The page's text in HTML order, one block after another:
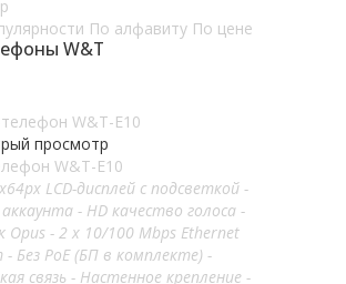
По алфавиту По цене
W&T
просмотр
W&T-E10
LCD-дисплей с подсветкой -
аккаунта - HD качество голоса -
Opus - 2 x 10/100 Mbps Ethernet
Без PoE (БП в комплекте) -
связь - Настенное крепление -